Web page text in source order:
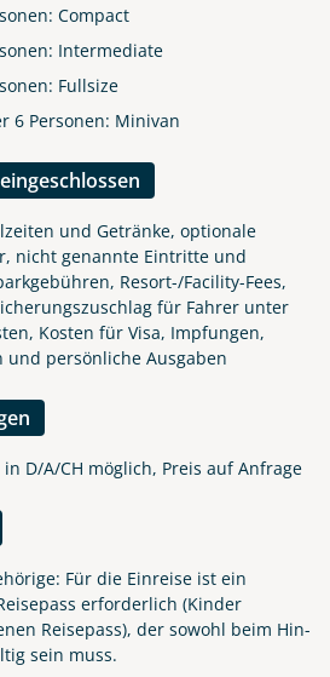
Compact
Intermediate
Fullsize
6 Personen: Minivan
und Getränke, optionale
nicht genannte Eintritte und
Resort-/Facility-Fees,
für Fahrer unter
Kosten für Visa, Impfungen,
und persönliche Ausgaben
D/A/CH möglich, Preis auf Anfrage
Für die Einreise ist ein
erforderlich (Kinder
Reisepass), der sowohl beim Hin-
sein muss.